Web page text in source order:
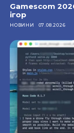
Gamescom
ігор
НОВИНИ 07.08.2026